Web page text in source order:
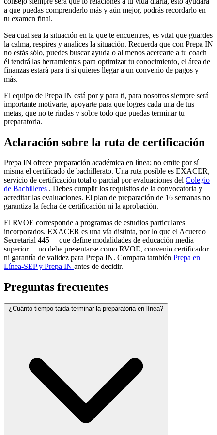
a que puedas comprenderlo más y aún mejor, podrás recordarlo en
tu examen final.
Sea cual sea la situación en la que te encuentres, es vital que guardes
la calma, respires y analices la situación. Recuerda que con Prepa IN
no estás sólo, puedes buscar ayuda o al menos acercarte a tu coach
él tendrá las herramientas para optimizar tu conocimiento, el área de
finanzas estará para ti si quieres llegar a un convenio de pagos y
más.
El equipo de Prepa IN está por y para ti, para nosotros siempre será
importante motivarte, apoyarte para que logres cada una de tus
metas, que no te rindas y sobre todo que puedas terminar tu
preparatoria.
Aclaración sobre la ruta de certificación
Prepa IN ofrece preparación académica en línea; no emite por sí
misma el certificado de bachillerato. Una ruta posible es EXACER,
servicio de certificación total o parcial por evaluaciones del Colegio
de Bachilleres . Debes cumplir los requisitos de la convocatoria y
acreditar las evaluaciones. El plan de preparación de 16 semanas no
garantiza la fecha de certificación ni la aprobación.
El RVOE corresponde a programas de estudios particulares
incorporados. EXACER es una vía distinta, por lo que el Acuerdo
Secretarial 445 —que define modalidades de educación media
superior— no debe presentarse como RVOE, convenio certificador
ni garantía de validez para Prepa IN. Compara también Prepa en
Línea-SEP y Prepa IN antes de decidir.
Preguntas frecuentes
¿Cuánto tiempo tarda terminar la preparatoria en línea?